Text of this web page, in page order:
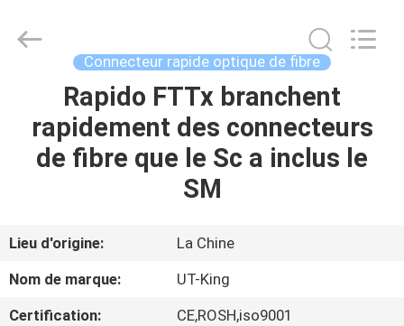
MAISON
PRODUITS
SUJET
DE
NOUS
Technology
Connecteur rapide optique de fibre
Rapido FTTx branchent
rapidement des connecteurs
de fibre que le Sc a inclus le
SM
Lieu d'origine:
La Chine
Nom de marque:
UT-King
Certification:
CE,ROSH,iso9001